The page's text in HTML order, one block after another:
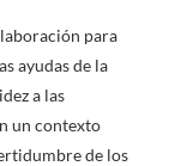
para
ayudas de la
a las
un contexto
de los